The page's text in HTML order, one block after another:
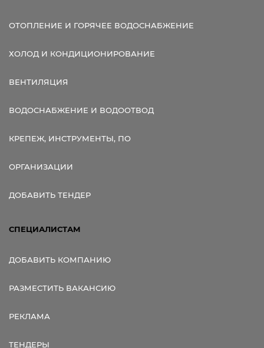
ОТОПЛЕНИЕ И ГОРЯЧЕЕ ВОДОСНАБЖЕНИЕ
ХОЛОД И КОНДИЦИОНИРОВАНИЕ
ВЕНТИЛЯЦИЯ
ВОДОСНАБЖЕНИЕ И ВОДООТВОД
КРЕПЕЖ, ИНСТРУМЕНТЫ, ПО
ОРГАНИЗАЦИИ
ДОБАВИТЬ ТЕНДЕР
СПЕЦИАЛИСТАМ
ДОБАВИТЬ КОМПАНИЮ
РАЗМЕСТИТЬ ВАКАНСИЮ
РЕКЛАМА
ТЕНДЕРЫ